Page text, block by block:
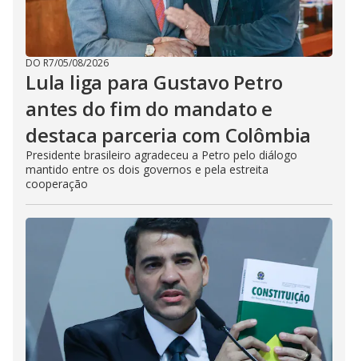
DO R7/05/08/2026
Lula liga para Gustavo Petro
antes do fim do mandato e
destaca parceria com Colômbia
Presidente brasileiro agradeceu a Petro pelo diálogo
mantido entre os dois governos e pela estreita
cooperação